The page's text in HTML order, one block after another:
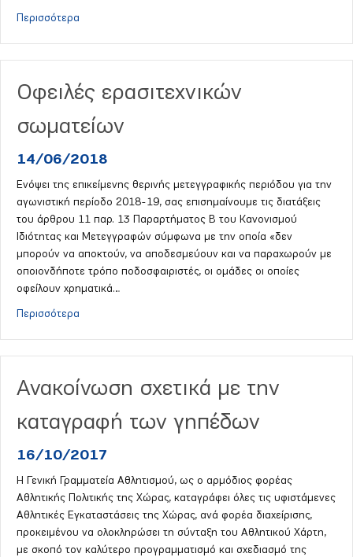
Περισσότερα
Οφειλές ερασιτεχνικών
σωματείων
14/06/2018
Ενόψει της επικείμενης θερινής μετεγγραφικής περιόδου για την
αγωνιστική περίοδο 2018-19, σας επισημαίνουμε τις διατάξεις
του άρθρου 11 παρ. 13 Παραρτήματος Β του Κανονισμού
Ιδιότητας και Μετεγγραφών σύμφωνα με την οποία «δεν
μπορούν να αποκτούν, να αποδεσμεύουν και να παραχωρούν με
οποιονδήποτε τρόπο ποδοσφαιριστές, οι ομάδες οι οποίες
οφείλουν χρηματικά…
Περισσότερα
Ανακοίνωση σχετικά με την
καταγραφή των γηπέδων
16/10/2017
Η Γενική Γραμματεία Αθλητισμού, ως ο αρμόδιος φορέας
Αθλητικής Πολιτικής της Χώρας, καταγράφει όλες τις υφιστάμενες
Αθλητικές Εγκαταστάσεις της Χώρας, ανά φορέα διαχείρισης,
προκειμένου να ολοκληρώσει τη σύνταξη του Αθλητικού Χάρτη,
με σκοπό τον καλύτερο προγραμματισμό και σχεδιασμό της